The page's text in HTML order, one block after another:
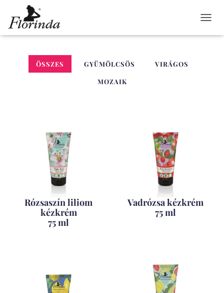
ÖSSZES GYÜMÖLCSÖS VIRÁGOS
MOZAIK
Rózsaszín liliom
kézkrém
75 ml
Vadrózsa kézkrém
75 ml